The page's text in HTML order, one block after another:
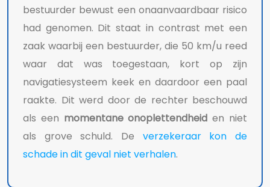
bestuurder bewust een onaanvaardbaar risico
had genomen. Dit staat in contrast met een
zaak waarbij een bestuurder, die 50 km/u reed
waar dat was toegestaan, kort op zijn
navigatiesysteem keek en daardoor een paal
raakte. Dit werd door de rechter beschouwd
als een momentane onoplettendheid en niet
als grove schuld. De verzekeraar kon de
schade in dit geval niet verhalen.